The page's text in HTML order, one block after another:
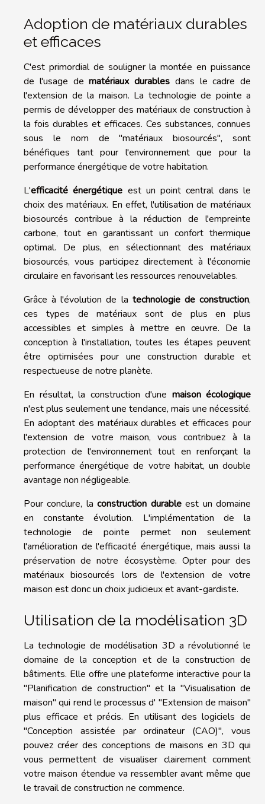
Adoption de matériaux durables
et efficaces
C'est primordial de souligner la montée en puissance
de l'usage dematériaux durables dans le cadre de
l'extension de la maison. La technologie de pointe a
permis de développer des matériaux de construction à
la fois durables et efficaces. Ces substances, connues
sous le nom de "matériaux biosourcés", sont
bénéfiques tant pour l'environnement que pour la
performance énergétique de votre habitation.
L'efficacité énergétique est un point central dans le
choix des matériaux. En effet, l'utilisation de matériaux
biosourcés contribue à la réduction de l'empreinte
carbone, tout en garantissant un confort thermique
optimal. De plus, en sélectionnant des matériaux
biosourcés, vous participez directement à l'économie
circulaire en favorisant les ressources renouvelables.
Grâce à l'évolution de la technologie de construction,
ces types de matériaux sont de plus en plus
accessibles et simples à mettre en œuvre. De la
conception à l'installation, toutes les étapes peuvent
être optimisées pour une construction durable et
respectueuse de notre planète.
En résultat, la construction d'une maison écologique
n'est plus seulement une tendance, mais une nécessité.
En adoptant des matériaux durables et efficaces pour
l'extension de votre maison, vous contribuez à la
protection de l'environnement tout en renforçant la
performance énergétique de votre habitat, un double
avantage non négligeable.
Pour conclure, laconstruction durableest un domaine
en constante évolution. L'implémentation de la
technologie de pointe permet non seulement
l'amélioration de l'efficacité énergétique, mais aussi la
préservation de notre écosystème. Opter pour des
matériaux biosourcés lors de l'extension de votre
maison est donc un choix judicieux et avant-gardiste.
Utilisation de la modélisation 3D
La technologie de modélisation 3D a révolutionné le
domaine de la conception et de la construction de
bâtiments. Elle offre une plateforme interactive pour la
"Planification de construction" et la "Visualisation de
maison" qui rend le processus d' "Extension de maison"
plus efficace et précis. En utilisant des logiciels de
"Conception assistée par ordinateur (CAO)", vous
pouvez créer des conceptions de maisons en 3D qui
vous permettent de visualiser clairement comment
votre maison étendue va ressembler avant même que
le travail de construction ne commence.